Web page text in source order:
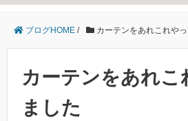
ブログHOME / カーテンをあれこれや
カーテンをあれこ
ました